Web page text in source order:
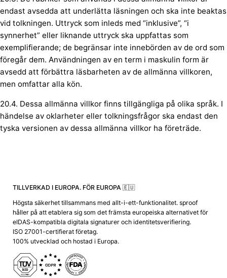
endast avsedda att underlätta läsningen och ska inte beaktas
vid tolkningen. Uttryck som inleds med “inklusive”, “i
synnerhet” eller liknande uttryck ska uppfattas som
exemplifierande; de begränsar inte innebörden av de ord som
föregår dem. Användningen av en term i maskulin form är
avsedd att förbättra läsbarheten av de allmänna villkoren,
men omfattar alla kön.
20.4. Dessa allmänna villkor finns tillgängliga på olika språk. I
händelse av oklarheter eller tolkningsfrågor ska endast den
tyska versionen av dessa allmänna villkor ha företräde.
TILLVERKAD I EUROPA. FÖR EUROPA 🇪🇺
Högsta säkerhet tillsammans med allt-i-ett-funktionalitet. sproof
håller på att etablera sig som det främsta europeiska alternativet för
eIDAS-kompatibla digitala signaturer och identitetsverifiering.
ISO 27001-certifierat företag.
100% utvecklad och hostad i Europa.